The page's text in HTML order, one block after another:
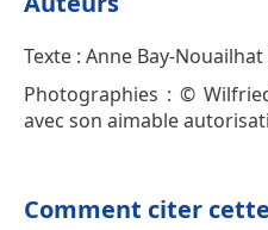
Texte : Anne Bay-
Photographies : ©
avec son aimable
Comment citer